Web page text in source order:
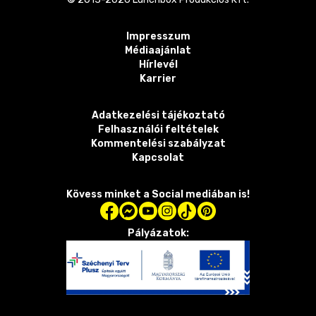
Impresszum
Médiaajánlat
Hírlevél
Karrier
Adatkezelési tájékoztató
Felhasználói feltételek
Kommentelési szabályzat
Kapcsolat
Kövess minket a Social mediában is!
Pályázatok: